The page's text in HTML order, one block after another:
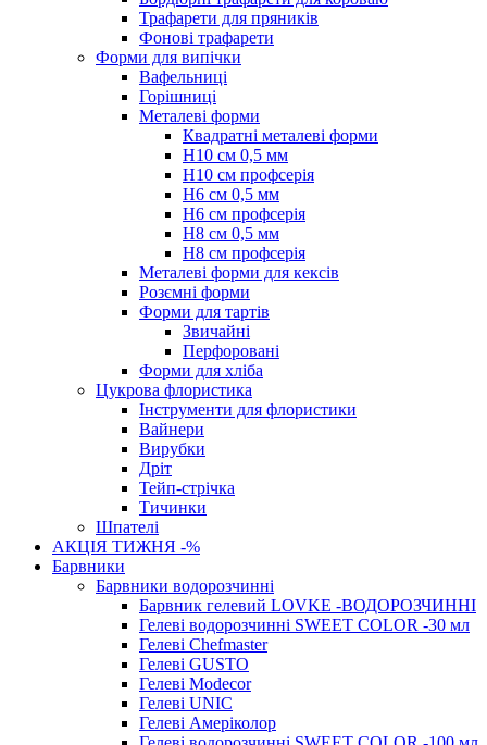
Трафарети для пряників
Фонові трафарети
Форми для випічки
Вафельниці
Горішниці
Металеві форми
Квадратні металеві форми
Н10 см 0,5 мм
Н10 см профсерія
Н6 см 0,5 мм
Н6 см профсерія
Н8 см 0,5 мм
Н8 см профсерія
Металеві форми для кексів
Розємні форми
Форми для тартів
Звичайні
Перфоровані
Форми для хліба
Цукрова флористика
Інструменти для флористики
Вайнери
Вирубки
Дріт
Тейп-стрічка
Тичинки
Шпателі
АКЦІЯ ТИЖНЯ -%
Барвники
Барвники водорозчинні
Барвник гелевий LOVKE -ВОДОРОЗЧИННІ
Гелеві водорозчинні SWEET COLOR -30 мл
Гелеві Chefmaster
Гелеві GUSTO
Гелеві Modecor
Гелеві UNIC
Гелеві Амеріколор